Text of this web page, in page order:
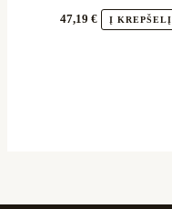
47,19€ Į KREPŠELĮ